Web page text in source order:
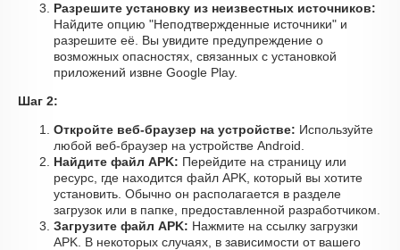
Разрешите установку из неизвестных источников:
Найдите опцию "Неподтвержденные источники" и
разрешите её. Вы увидите предупреждение о
возможных опасностях, связанных с установкой
приложений извне Google Play.
Шаг 2:
Откройте веб-браузер на устройстве: Используйте
любой веб-браузер на устройстве Android.
Найдите файл APK: Перейдите на страницу или
ресурс, где находится файл APK, который вы хотите
установить. Обычно он располагается в разделе
загрузок или в папке, предоставленной разработчиком.
Загрузите файл APK: Нажмите на ссылку загрузки
APK. В некоторых случаях, в зависимости от вашего